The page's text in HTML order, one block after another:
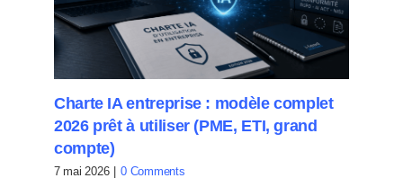
Charte IA entreprise : modèle complet
2026 prêt à utiliser (PME, ETI, grand
compte)
7 mai 2026 0 Comments